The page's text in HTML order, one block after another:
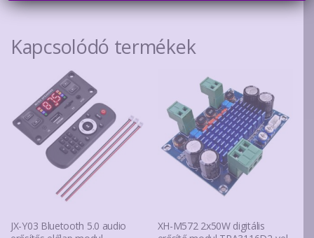
Kapcsolódó termékek
JX-Y03 Bluetooth 5.0 audio
XH-M572 2x50W digitális